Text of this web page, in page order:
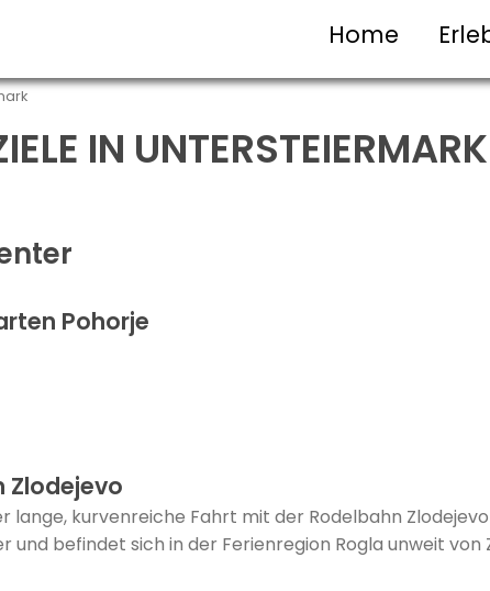
Home
IN UNTERSTEIERMARK
Pohorje
Zlodejevo
lange, kurvenreiche Fahrt mit der Rodelbahn
und befindet sich in der Ferienregion Rogla unweit von